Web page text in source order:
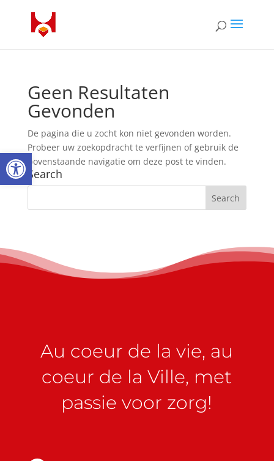
Open toolbar
Geen Resultaten
Gevonden
De pagina die u zocht kon niet gevonden worden.
Probeer uw zoekopdracht te verfijnen of gebruik de
bovenstaande navigatie om deze post te vinden.
Search
Au coeur de la vie, au
coeur de la Ville, met
passie voor zorg!